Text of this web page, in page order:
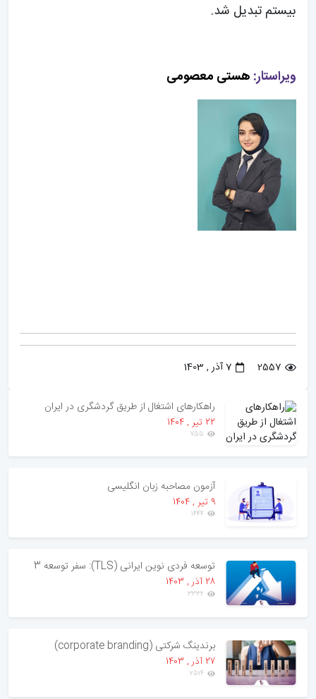
بیستم تبدیل شد.
ویراستار: هستی معصومی
2557 7 آذر , 1403
راهکارهای اشتغال از طریق گردشگری در ایران
22 تير , 1404
755
آزمون مصاحبه زبان انگلیسی
9 تير , 1404
1444
توسعه فردی نوین ایرانی (TLS): سفر توسعه 3
28 آذر , 1403
3332
برندینگ شرکتی (corporate branding)
27 آذر , 1403
2514